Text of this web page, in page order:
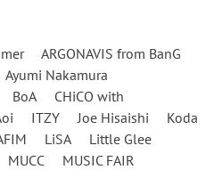
ARGONAVIS from BanG
Ayumi Nakamura
BoA
CHiCO with
ITZY Joe Hisaishi
Koda
LiSA
Little Glee
MUCC
MUSIC FAIR